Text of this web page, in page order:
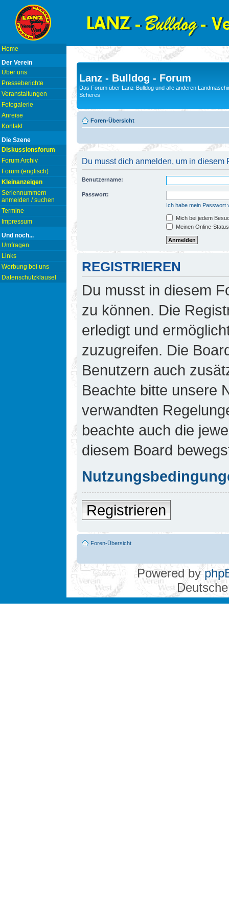
Home
Der Verein
Über uns
Presseberichte
Veranstaltungen
Fotogalerie
Anreise
Kontakt
Die Szene
Diskussionsforum
Forum Archiv
Forum (englisch)
Kleinanzeigen
Seriennummern
anmelden / suchen
Termine
Impressum
Und noch...
Umfragen
Links
Werbung bei uns
Datenschutzklausel
Lanz - Bulldog - Forum
Das Forum über Lanz-Bulldog und alle anderen
Scheres
Foren-Übersicht
Du musst dich anmelden, um in diesem
Benutzername:
Passwort:
Ich habe mein Passwort
Mich bei jedem
Meinen Online-
REGISTRIEREN
Du musst in diesem
zu können. Die
erledigt und
zuzugreifen. Die
Benutzern auch
Beachte bitte unsere
verwandten
beachte auch die
diesem Board
Registrieren
Foren-Übersicht
Powered by